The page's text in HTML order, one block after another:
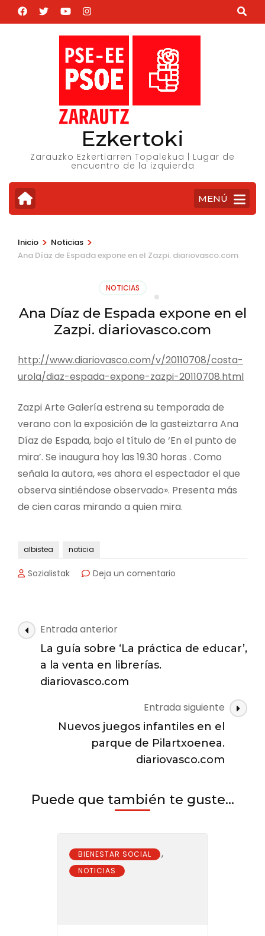
Saltar
al
Ezkertoki
Zarauzko Ezkertiarren Topalekua | Lugar de
encuentro de la izquierda
MENÚ
Inicio > Noticias >
Ana Díaz de Espada expone en el Zazpi. diariovasco.com
NOTICIAS
Ana Díaz de Espada expone en el
Zazpi. diariovasco.com
http://www.diariovasco.com/v/20110708/costa-
urola/diaz-espada-expone-zazpi-20110708.html
Zazpi Arte Galería estrena su temporada de
verano con la exposición de la gasteiztarra Ana
Díaz de Espada, bajo el título de ‘En el punto de
mira’. Se inaugura hoy las 19.30 horas . Como
señala la autora, «es ahora el espectador el que
observa sintiéndose observado». Presenta más
de cien caras mirando a quien mira.
albistea noticia
Sozialistak Deja un comentario
en
Navegación
de
entradas
Entrada anterior
La guía sobre ‘La práctica de educar’,
a la venta en librerías.
diariovasco.com
Entrada siguiente
Nuevos juegos infantiles en el
parque de Pilartxoenea.
diariovasco.com
Puede que también te guste...
BIENESTAR SOCIAL ,
NOTICIAS